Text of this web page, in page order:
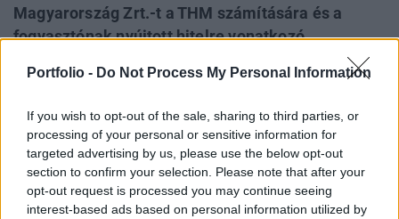
Portfolio - Do Not Process My Personal Information
If you wish to opt-out of the sale, sharing to third parties, or
processing of your personal or sensitive information for
targeted advertising by us, please use the below opt-out
section to confirm your selection. Please note that after your
opt-out request is processed you may continue seeing
interest-based ads based on personal information utilized by
Magyarország Zrt.-t a THM számítására és a
fogyasztónak nyújtott hitelre vonatkozó
feltüntetésére vonatkozó jogszabályok
Budapest Economic Forum 2026Átalakulóban a magyar
gazdaságpolitika, a választások után gyökeresen
változhatnak meg a körülmények és a célok. Merre tart a
magyar kormány és mivel néz szembe a nemzetközi